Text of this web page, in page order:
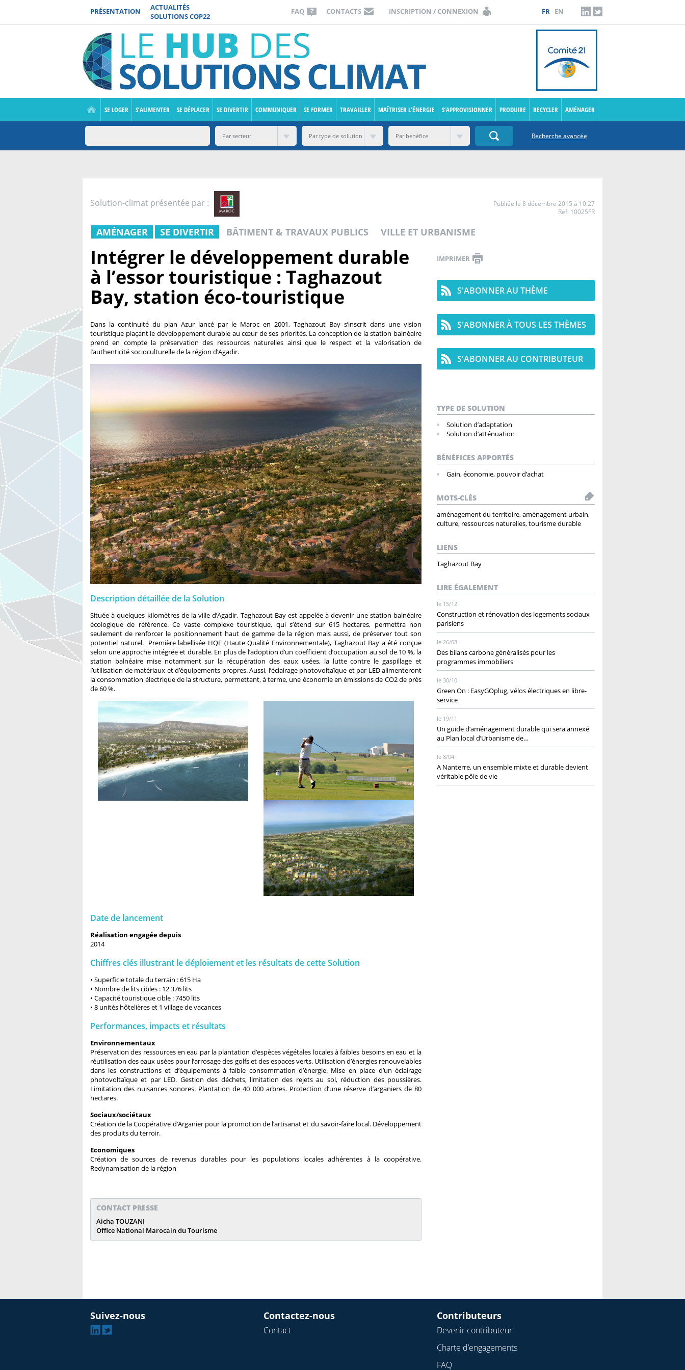
PRÉSENTATION
ACTUALITÉS
SOLUTIONS COP22
CONTACTS
FAQ INSCRIPTION / CONNEXION FR EN LINKEDIN
SE LOGER S’ALIMENTER SE DÉPLACER SE DIVERTIR COMMUNIQUER SE FORMER TRAVAILLER MAÎTRISER L’ÉNERGIE S’APPROVISIONNER PRODUIRE RECYCLER AMÉNAGER
Recherche avancée
Solution-climat présentée par :
Publiée le 8 décembre 2015 à 10:27
Ref. 10025FR
AMÉNAGER SE DIVERTIR BÂTIMENT & TRAVAUX PUBLICS VILLE ET URBANISME
Intégrer le développement durable
à l’essor touristique : Taghazout
Bay, station éco-touristique
Dans la continuité du plan Azur lancé par le Maroc en 2001, Taghazout Bay s’inscrit dans une vision
touristique plaçant le développement durable au cœur de ses priorités. La conception de la station balnéaire
prend en compte la préservation des ressources naturelles ainsi que le respect et la valorisation de
l’authenticité socioculturelle de la région d’Agadir.
Description détaillée de la Solution
Située à quelques kilomètres de la ville d’Agadir, Taghazout Bay est appelée à devenir une station balnéaire
écologique de référence. Ce vaste complexe touristique, qui s’étend sur 615 hectares, permettra non
seulement de renforcer le positionnement haut de gamme de la région mais aussi, de préserver tout son
potentiel naturel. Première labellisée HQE (Haute Qualité Environnementale), Taghazout Bay a été conçue
selon une approche intégrée et durable. En plus de l’adoption d’un coefficient d’occupation au sol de 10 %, la
station balnéaire mise notamment sur la récupération des eaux usées, la lutte contre le gaspillage et
l’utilisation de matériaux et d’équipements propres. Aussi, l’éclairage photovoltaïque et par LED alimenteront
la consommation électrique de la structure, permettant, à terme, une économie en émissions de CO2 de près
de 60 %.
Date de lancement
Réalisation engagée depuis
2014
Chiffres clés illustrant le déploiement et les résultats de cette Solution
• Superficie totale du terrain : 615 Ha
• Nombre de lits cibles : 12 376 lits
• Capacité touristique cible : 7450 lits
• 8 unités hôtelières et 1 village de vacances
Performances, impacts et résultats
Environnementaux
Préservation des ressources en eau par la plantation d’espèces végétales locales à faibles besoins en eau et la
réutilisation des eaux usées pour l’arrosage des golfs et des espaces verts. Utilisation d’énergies renouvelables
dans les constructions et d’équipements à faible consommation d’énergie. Mise en place d’un éclairage
photovoltaïque et par LED. Gestion des déchets, limitation des rejets au sol, réduction des poussières.
Limitation des nuisances sonores. Plantation de 40 000 arbres. Protection d’une réserve d’arganiers de 80
hectares.
Sociaux/sociétaux
Création de la Coopérative d’Arganier pour la promotion de l’artisanat et du savoir-faire local. Développement
des produits du terroir.
Economiques
Création de sources de revenus durables pour les populations locales adhérentes à la coopérative.
Redynamisation de la région
CONTACT PRESSE
Aicha TOUZANI
Office National Marocain du Tourisme
IMPRIMER
S'ABONNER AU THÈME
S'ABONNER À TOUS LES THÈMES
S'ABONNER AU CONTRIBUTEUR
TYPE DE SOLUTION
Solution d’adaptation
Solution d’atténuation
BÉNÉFICES APPORTÉS
Gain, économie, pouvoir d’achat
MOTS-CLÉS
aménagement du territoire, aménagement urbain,
culture, ressources naturelles, tourisme durable
LIENS
Taghazout Bay
LIRE ÉGALEMENT
le 15/12
Construction et rénovation des logements sociaux
parisiens
le 26/08
Des bilans carbone généralisés pour les
programmes immobiliers
le 30/10
Green On : EasyGOplug, vélos électriques en libre-
service
le 19/11
Un guide d’aménagement durable qui sera annexé
au Plan local d’Urbanisme de…
le 8/04
A Nanterre, un ensemble mixte et durable devient
véritable pôle de vie
Suivez-nous
Linkedin
Contactez-nous
Contact
Contributeurs
Devenir contributeur
Charte d’engagements
FAQ